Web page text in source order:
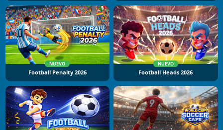
NUEVO
Football Penalty 2026
NUEVO
Football Heads 2026